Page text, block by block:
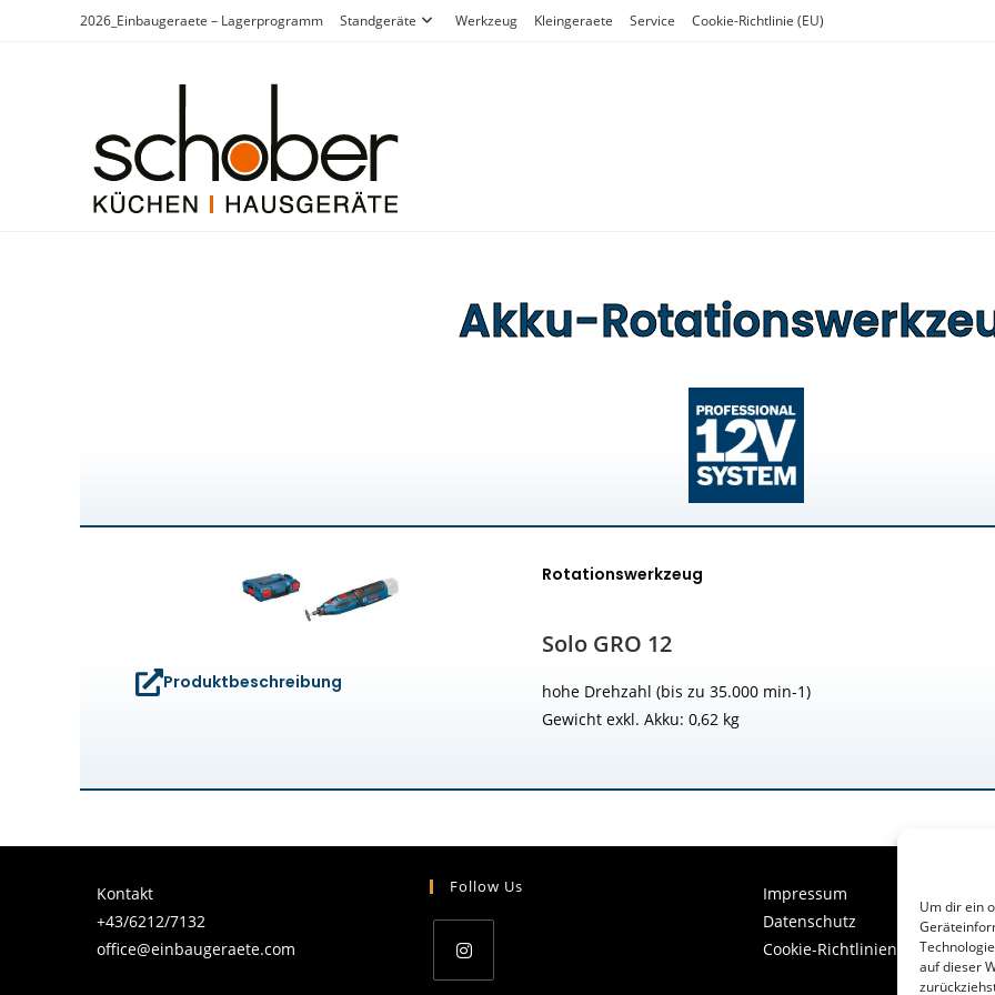
Um dir ein
auf dieser
2026_Einbaugeraete – Lagerprogramm Standgeräte Werkzeug Kleingeraete Service Cookie-Richtlinie (EU)
Akku-
Produktbeschreibung
Rotationswerkzeug
Solo GRO 12
hohe Drehzahl (bis zu 35.000 min-1)
Gewicht exkl. Akku: 0,62 kg
Kontakt
+43/6212/7132
office@einbaugeraete.com
Follow Us
Impressum
Datenschutz
Cookie-Richtlinien